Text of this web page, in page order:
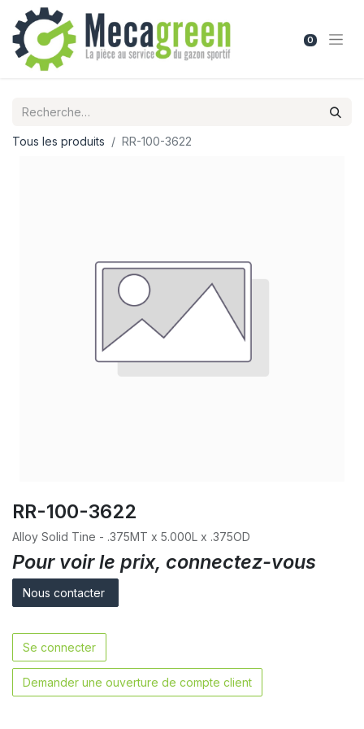
0
Tous les produits RR-100-3622
RR-100-3622
Alloy Solid Tine - .375MT x 5.000L x .375OD
Pour voir le prix, connectez-vous
Nous contacter
Se connecter
Demander une ouverture de compte client